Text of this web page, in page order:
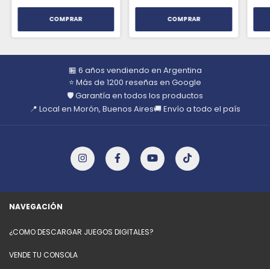
🏪 6 años vendiendo en Argentina
⭐ Más de 1200 reseñas en Google
🛡️ Garantía en todos los productos
📍 Local en Morón, Buenos Aires🚚 Envío a todo el país
NAVEGACIÓN
¿COMO DESCARGAR JUEGOS DIGITALES?
VENDE TU CONSOLA